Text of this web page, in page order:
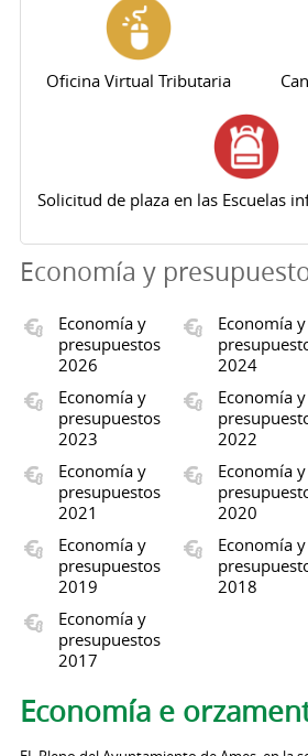
Oficina Virtual Tributaria
Solicitud de plaza en las Escuelas
Economía y
Economía y
presupuestos
2026
Economía y
2024
Economía y
presupuestos
2023
Economía y
2022
Economía y
presupuestos
2021
Economía y
2020
Economía y
presupuestos
2019
Economía y
2018
Economía y
presupuestos
2017
Economía e